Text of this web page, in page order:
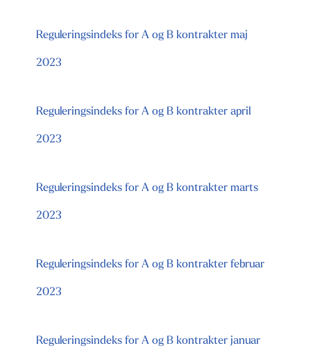
Reguleringsindeks for A og B kontrakter maj
2023
Reguleringsindeks for A og B kontrakter april
2023
Reguleringsindeks for A og B kontrakter marts
2023
Reguleringsindeks for A og B kontrakter februar
2023
Reguleringsindeks for A og B kontrakter januar